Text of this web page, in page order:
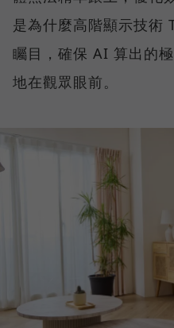
是為什麼高階顯示技術
矚目，確保 AI 算出的
地在觀眾眼前。